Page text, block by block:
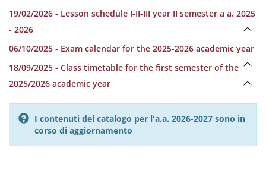
19/02/2026 - Lesson schedule I-II-III year II semester a a. 2025
- 2026
06/10/2025 - Exam calendar for the 2025-2026 academic year
18/09/2025 - Class timetable for the first semester of the
2025/2026 academic year
I contenuti del catalogo per l'a.a. 2026-2027 sono in
corso di aggiornamento